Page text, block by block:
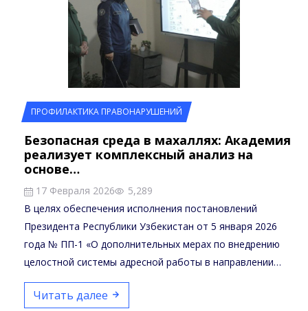
ПРОФИЛАКТИКА ПРАВОНАРУШЕНИЙ
Безопасная среда в махаллях: Академия
реализует комплексный анализ на
основе…
17 Февраля 2026
5,289
В целях обеспечения исполнения постановлений
Президента Республики Узбекистан от 5 января 2026
года № ПП-1 «О дополнительных мерах по внедрению
целостной системы адресной работы в направлении…
Читать далее